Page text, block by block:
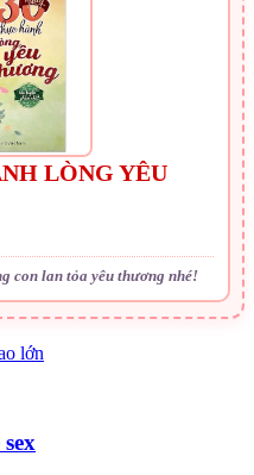
LÒNG YÊU
con lan tỏa yêu thương nhé!
lớn